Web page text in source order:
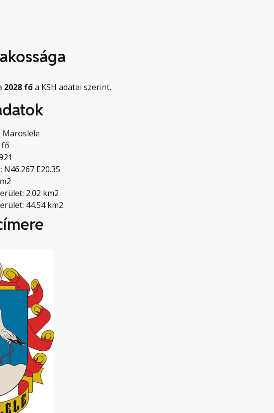
2028 főa KSH adatai szerint.
Maroslele
fő
E20.35
2.02 km2
44.54 km2